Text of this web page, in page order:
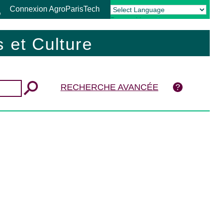
Connexion AgroParisTech
Powered by Translate
et Culture
RECHERCHE AVANCÉE